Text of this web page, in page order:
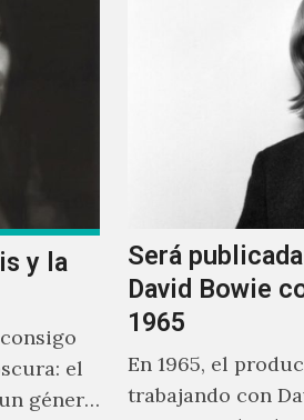
y la
el
género
Será
David Bowie
1965
En 1965, el
trabajando con